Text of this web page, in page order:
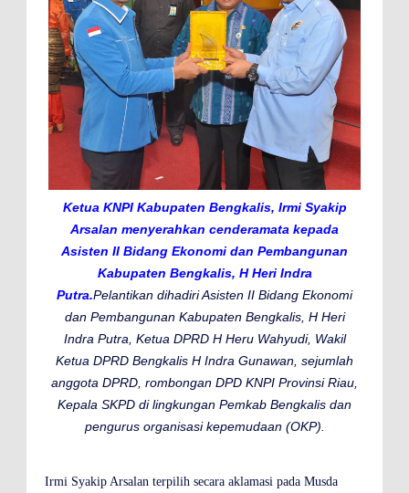
Ketua KNPI Kabupaten Bengkalis, Irmi Syakip
Arsalan menyerahkan cenderamata kepada
Asisten II Bidang Ekonomi dan Pembangunan
Kabupaten Bengkalis, H Heri Indra
Putra.Pelantikan dihadiri Asisten II Bidang Ekonomi
dan Pembangunan Kabupaten Bengkalis, H Heri
Indra Putra, Ketua DPRD H Heru Wahyudi, Wakil
Ketua DPRD Bengkalis H Indra Gunawan, sejumlah
anggota DPRD, rombongan DPD KNPI Provinsi Riau,
Kepala SKPD di lingkungan Pemkab Bengkalis dan
pengurus organisasi kepemudaan (OKP).
Irmi Syakip Arsalan terpilih secara aklamasi pada Musda